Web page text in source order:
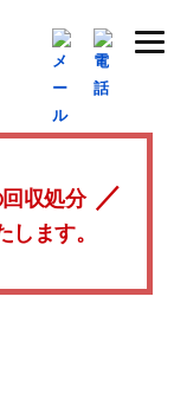
収処分
ます。